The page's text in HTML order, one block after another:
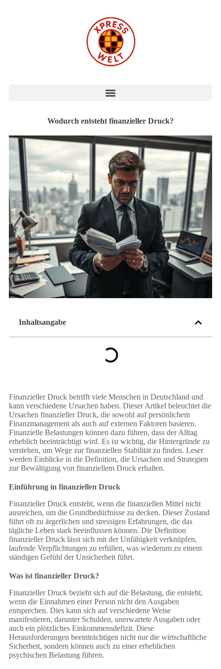
Wodurch entsteht finanzieller Druck?
Inhaltsangabe
Finanzieller Druck betrifft viele Menschen in Deutschland und
kann verschiedene Ursachen haben. Dieser Artikel beleuchtet die
Ursachen finanzieller Druck, die sowohl auf persönlichem
Finanzmanagement als auch auf externen Faktoren basieren.
Finanzielle Belastungen können dazu führen, dass der Alltag
erheblich beeinträchtigt wird. Es ist wichtig, die Hintergründe zu
verstehen, um Wege zur finanziellen Stabilität zu finden. Leser
werden Einblicke in die Definition, die Ursachen und Strategien
zur Bewältigung von finanziellem Druck erhalten.
Einführung in finanziellen Druck
Finanzieller Druck entsteht, wenn die finanziellen Mittel nicht
ausreichen, um die Grundbedürfnisse zu decken. Dieser Zustand
führt oft zu ärgerlichen und stressigen Erfahrungen, die das
tägliche Leben stark beeinflussen können. Die Definition
finanzieller Druck lässt sich mit der Unfähigkeit verknüpfen,
laufende Verpflichtungen zu erfüllen, was wiederum zu einem
ständigen Gefühl der Unsicherheit führt.
Was ist finanzieller Druck?
Finanzieller Druck bezieht sich auf die Belastung, die entsteht,
wenn die Einnahmen einer Person nicht den Ausgaben
entsprechen. Dies kann sich auf verschiedene Weise
manifestieren, darunter Schulden, unerwartete Ausgaben oder
auch ein plötzliches Einkommensdefizit. Diese
Herausforderungen beeinträchtigen nicht nur die wirtschaftliche
Sicherheit, sondern können auch zu einer erheblichen
psychischen Belastung führen.